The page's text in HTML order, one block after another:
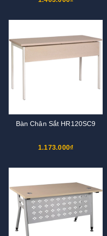
Bàn Chân Sắt HR120SC9
1.173.000₫